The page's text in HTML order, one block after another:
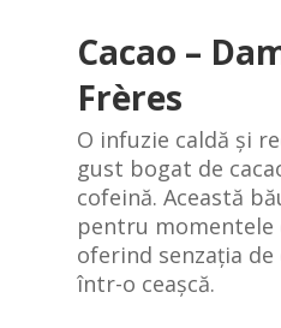
Cacao –
Frères
O infuzie caldă și
gust bogat de
cofeină. Această
pentru momentele
oferind senzația
într-o ceașcă.